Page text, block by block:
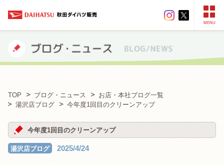
MENU
TOP ブログ・ニュース
お店・本社ブログ一覧
湯沢店ブログ
今年度1回目のクリーンアップ
今年度1回目のクリーンアップ
湯沢店ブログ 2025/4/24